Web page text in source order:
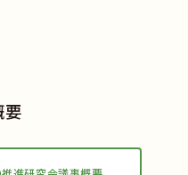
要